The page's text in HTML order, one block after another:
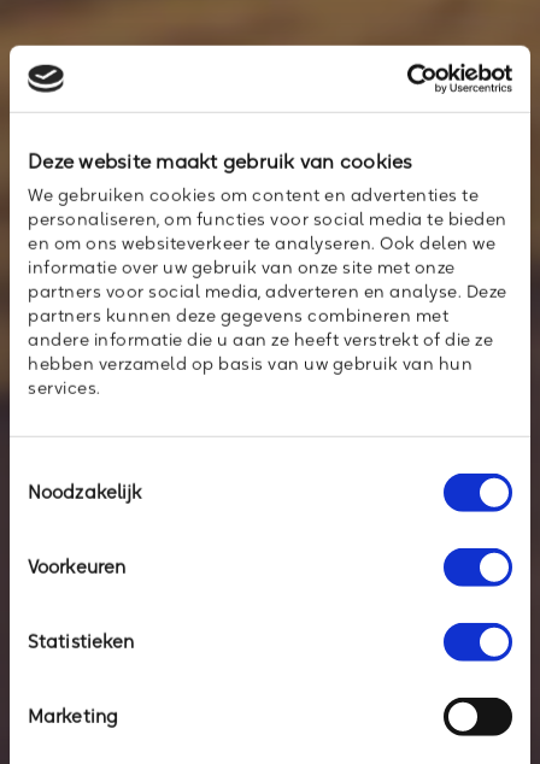
Deze website maakt gebruik van cookies
We gebruiken cookies om content en advertenties te
personaliseren, om functies voor social media te bieden
en om ons websiteverkeer te analyseren. Ook delen we
informatie over uw gebruik van onze site met onze
partners voor social media, adverteren en analyse. Deze
partners kunnen deze gegevens combineren met
andere informatie die u aan ze heeft verstrekt of die ze
hebben verzameld op basis van uw gebruik van hun
services.
Noodzakelijk
Voorkeuren
Statistieken
Marketing